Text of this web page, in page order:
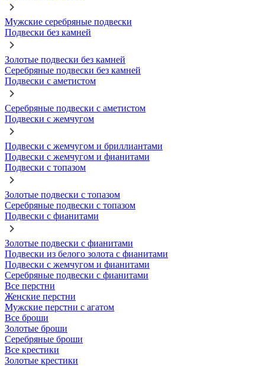
Мужские серебряные подвески
Подвески без камней
Золотые подвески без камней
Серебряные подвески без камней
Подвески с аметистом
Серебряные подвески с аметистом
Подвески с жемчугом
Подвески с жемчугом и бриллиантами
Подвески с жемчугом и фианитами
Подвески с топазом
Золотые подвески с топазом
Серебряные подвески с топазом
Подвески с фианитами
Золотые подвески с фианитами
Подвески из белого золота с фианитами
Подвески с жемчугом и фианитами
Серебряные подвески с фианитами
Все перстни
Женские перстни
Мужские перстни с агатом
Все броши
Золотые броши
Серебряные броши
Все крестики
Золотые крестики